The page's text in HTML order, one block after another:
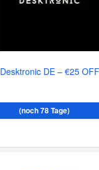
Desktronic DE – €25 OFF
(noch 78 Tage)